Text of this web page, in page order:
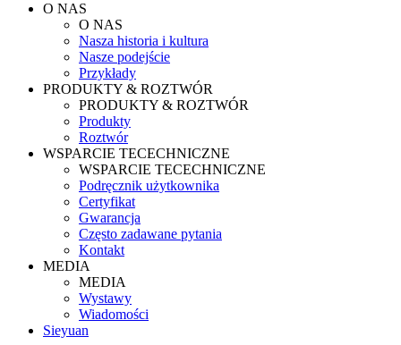
O NAS
O NAS
Nasza historia i kultura
Nasze podejście
Przykłady
PRODUKTY & ROZTWÓR
PRODUKTY & ROZTWÓR
Produkty
Roztwór
WSPARCIE TECECHNICZNE
WSPARCIE TECECHNICZNE
Podręcznik użytkownika
Certyfikat
Gwarancja
Często zadawane pytania
Kontakt
MEDIA
MEDIA
Wystawy
Wiadomości
Sieyuan